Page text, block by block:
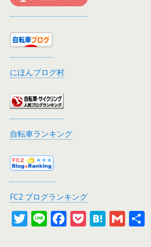
にほんブログ村
自転車ランキング
FC2 ブログランキング
T Li F P H G